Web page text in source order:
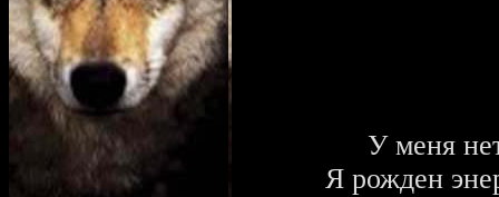
У меня
Я рожден